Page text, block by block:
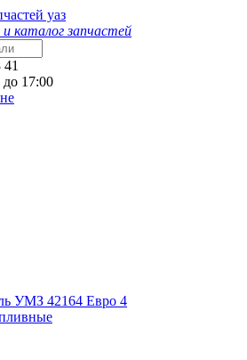
и каталог запчастей
17:00
УМЗ 42164 Евро 4